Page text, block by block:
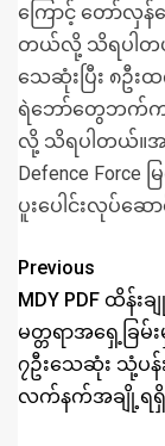
ကြောင့် တော်လှန်
တယ်လို့ သိရပါတ
သေဆုံးပြီး ၈ဦး
ရဲဘော်တွေဘက်က
လို့ သိရပါတယ်။အ
Defence Force
ပူးပေါင်းလုပ်ဆ
Previous
MDY PDF ထိန်း
မတ္တရာအရှေ့ခြမ်
၇ဦးသေဆုံး သုံ့ပန်
လက်နက်အချို့ရရှိ